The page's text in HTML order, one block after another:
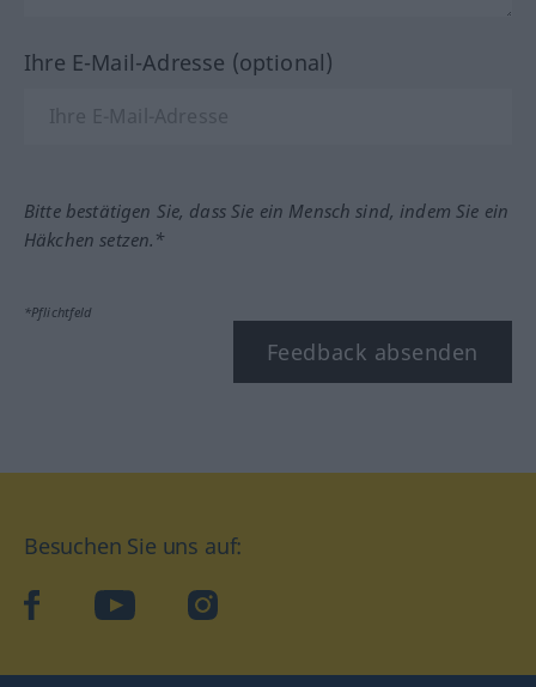
Ihre E-Mail-Adresse (optional)
Bitte bestätigen Sie, dass Sie ein Mensch sind, indem Sie ein
Häkchen setzen.*
*Pflichtfeld
Feedback absenden
Besuchen Sie uns auf:
facebookYouTube Instagram